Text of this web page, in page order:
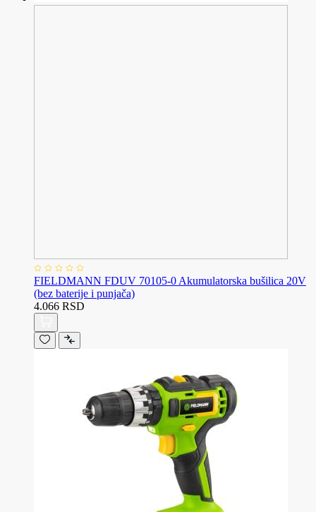
FIELDMANN FDUV 70105-0 Akumulatorska bušilica 20V
(bez baterije i punjača)
4.066 RSD